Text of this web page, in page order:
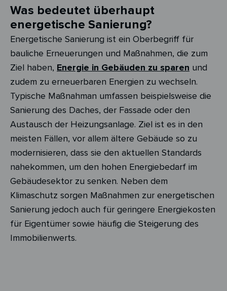
Was bedeutet überhaupt
energetische Sanierung?
Energetische Sanierung ist ein Oberbegriff für
bauliche Erneuerungen und Maßnahmen, die zum
Ziel haben, Energie in Gebäuden zu sparen und
zudem zu erneuerbaren Energien zu wechseln.
Typische Maßnahman umfassen beispielsweise die
Sanierung des Daches, der Fassade oder den
Austausch der Heizungsanlage. Ziel ist es in den
meisten Fällen, vor allem ältere Gebäude so zu
modernisieren, dass sie den aktuellen Standards
nahekommen, um den hohen Energiebedarf im
Gebäudesektor zu senken. Neben dem
Klimaschutz sorgen Maßnahmen zur energetischen
Sanierung jedoch auch für geringere Energiekosten
für Eigentümer sowie häufig die Steigerung des
Immobilienwerts.